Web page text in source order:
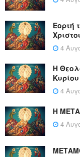
Εορτή
4
Η
Κυρίου
4
Η
4